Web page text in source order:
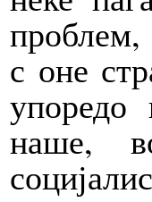
проблем,
с оне
упоредо
наше,